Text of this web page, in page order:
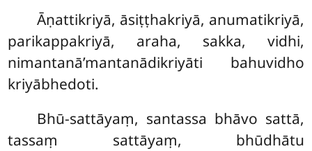
Āṇattikriyā, āsiṭṭhakriyā, anumatikriyā,
parikappakriyā, araha, sakka, vidhi,
nimantanā’mantanādikriyāti bahuvidho
kriyābhedoti.
Bhū-sattāyaṃ, santassa bhāvo sattā,
tassaṃ sattāyaṃ, bhūdhātu